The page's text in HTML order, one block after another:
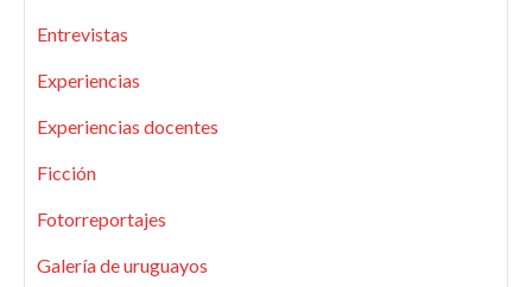
Entrevistas
Experiencias
Experiencias docentes
Ficción
Fotorreportajes
Galería de uruguayos